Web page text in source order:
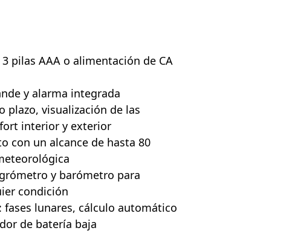
pilas AAA o alimentación de CA
y alarma integrada
plazo, visualización de las
interior y exterior
con un alcance de hasta 80
y barómetro para
condición
fases lunares, cálculo automático
de batería baja